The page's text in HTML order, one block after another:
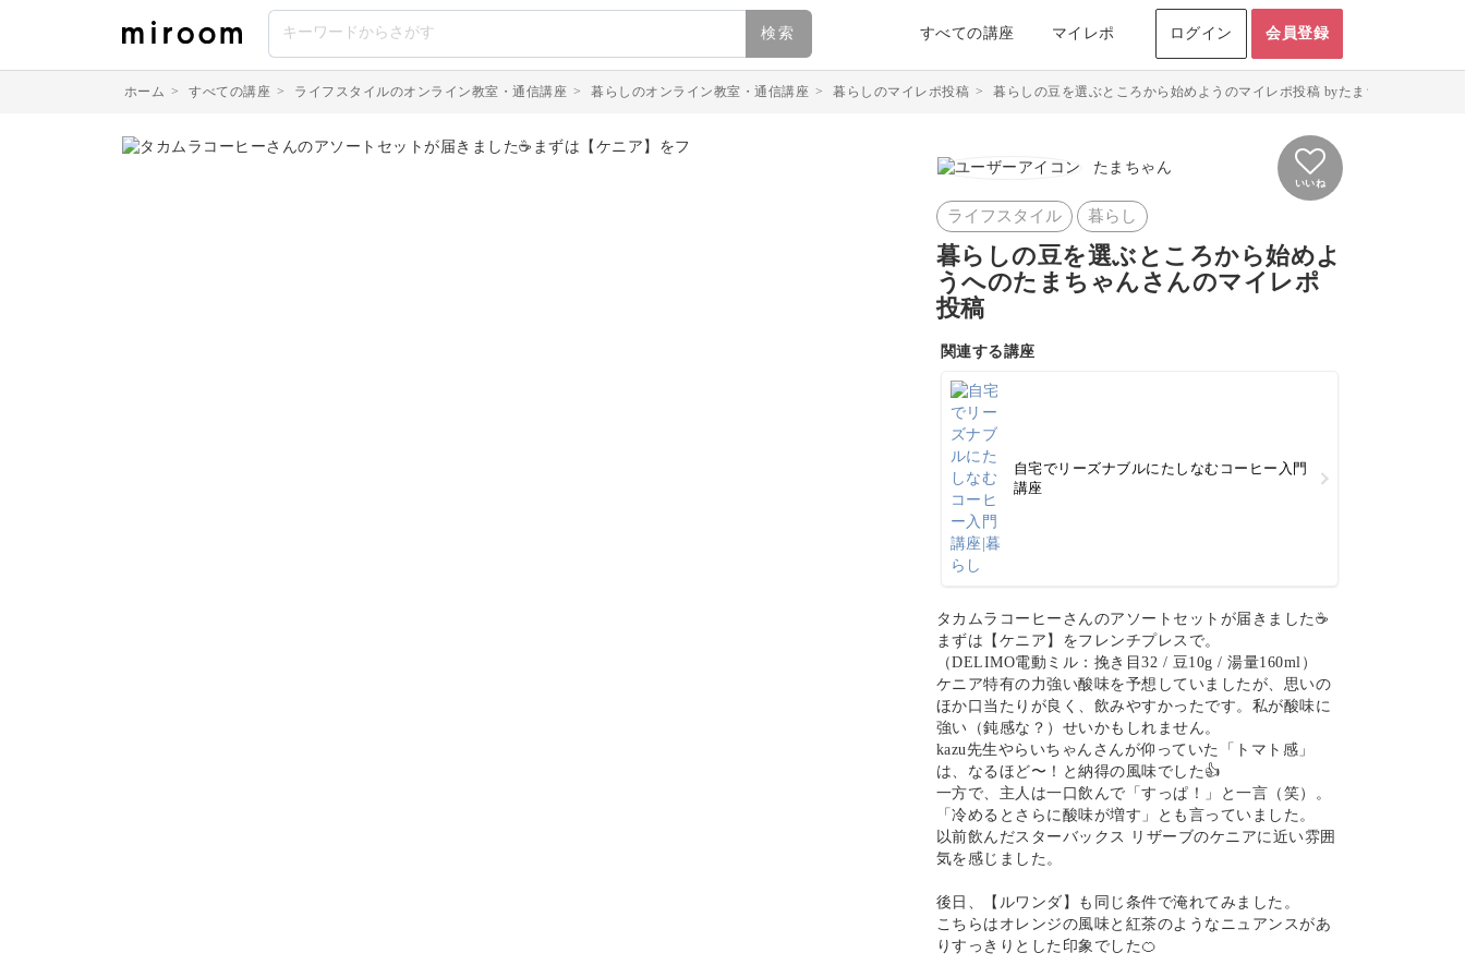
検索 すべての講座 マイレポ ログイン 会員登録
ホーム > すべての講座 > ライフスタイルのオンライン教室・通信講座 > 暮らしのオンライン教室・通信講座 > 暮らしのマイレポ投稿 > 暮らしの豆を選ぶところから始めようのマイレポ投稿 byたまちゃん
たまちゃん
いいね
ライフスタイル 暮らし
暮らしの豆を選ぶところから始めよ
うへのたまちゃんさんのマイレポ
投稿
関連する講座
自宅でリーズナブルにたしなむコーヒー入門
講座
タカムラコーヒーさんのアソートセットが届きました☕️
まずは【ケニア】をフレンチプレスで。
（DELIMO電動ミル：挽き目32 / 豆10g / 湯量160ml）
ケニア特有の力強い酸味を予想していましたが、思いの
ほか口当たりが良く、飲みやすかったです。私が酸味に
強い（鈍感な？）せいかもしれません。
kazu先生やらいちゃんさんが仰っていた「トマト感」
は、なるほど〜！と納得の風味でした👍
一方で、主人は一口飲んで「すっぱ！」と一言（笑）。
「冷めるとさらに酸味が増す」とも言っていました。
以前飲んだスターバックス リザーブのケニアに近い雰囲
気を感じました。
後日、【ルワンダ】も同じ条件で淹れてみました。
こちらはオレンジの風味と紅茶のようなニュアンスがあ
りすっきりとした印象でした🍊